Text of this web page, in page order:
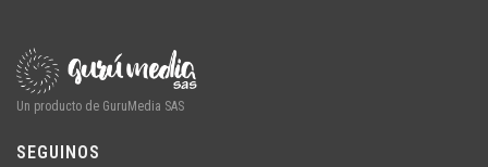
Un producto de GuruMedia SAS
SEGUINOS